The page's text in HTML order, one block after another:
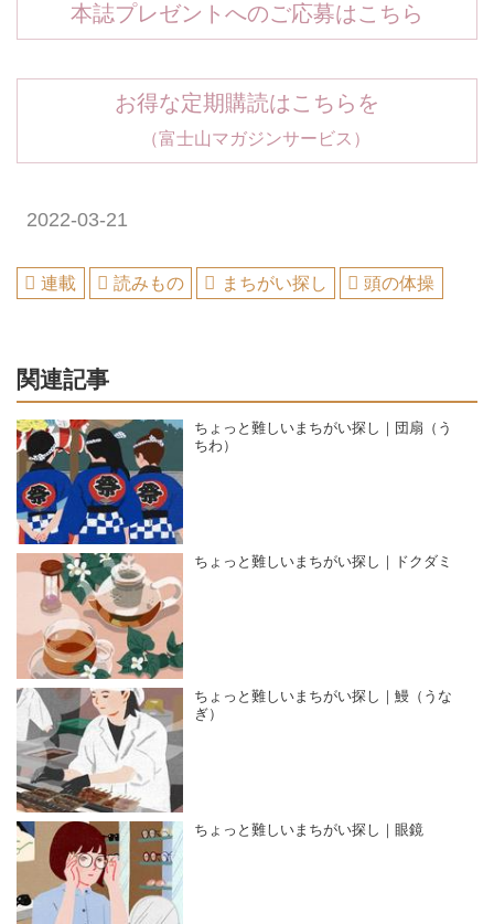
本誌プレゼントへのご応募はこちら
お得な定期購読はこちらを
（富士山マガジンサービス）
2022-03-21
連載 読みもの まちがい探し 頭の体操
関連記事
ちょっと難しいまちがい探し｜団扇（う
ちわ）
ちょっと難しいまちがい探し｜ドクダミ
ちょっと難しいまちがい探し｜鰻（うな
ぎ）
ちょっと難しいまちがい探し｜眼鏡